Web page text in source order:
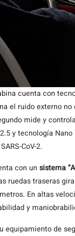
cuenta con
el ruido externo
mide y
y tecnología
CoV-2.
con un sistema
ruedas traseras
En altas
y
equipamiento de